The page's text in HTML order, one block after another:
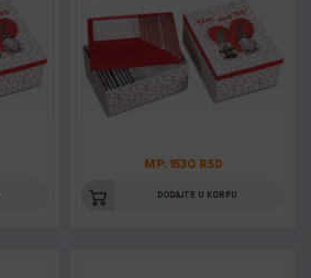
MP: 1530 RSD
DODAJTE U KORPU